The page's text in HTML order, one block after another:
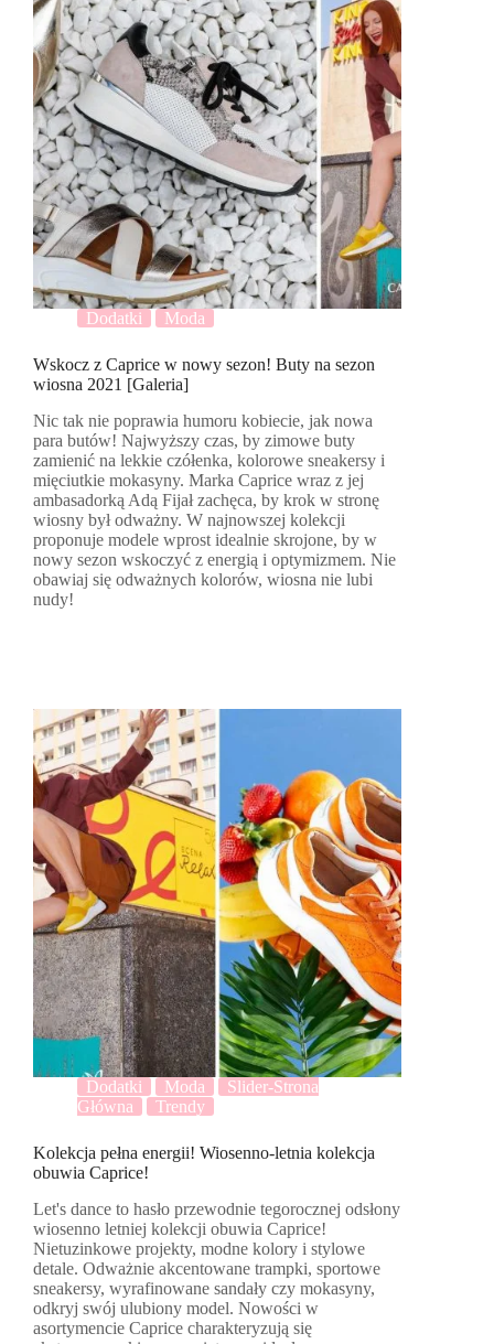
Dodatki Moda
Wskocz z Caprice w nowy sezon! Buty na sezon
wiosna 2021 [Galeria]
Nic tak nie poprawia humoru kobiecie, jak nowa
para butów! Najwyższy czas, by zimowe buty
zamienić na lekkie czółenka, kolorowe sneakersy i
mięciutkie mokasyny. Marka Caprice wraz z jej
ambasadorką Adą Fijał zachęca, by krok w stronę
wiosny był odważny. W najnowszej kolekcji
proponuje modele wprost idealnie skrojone, by w
nowy sezon wskoczyć z energią i optymizmem. Nie
obawiaj się odważnych kolorów, wiosna nie lubi
nudy!
Dodatki Moda
Slider-Strona
Główna
Trendy
Kolekcja pełna energii! Wiosenno-letnia kolekcja
obuwia Caprice!
Let's dance to hasło przewodnie tegorocznej odsłony
wiosenno letniej kolekcji obuwia Caprice!
Nietuzinkowe projekty, modne kolory i stylowe
detale. Odważnie akcentowane trampki, sportowe
sneakersy, wyrafinowane sandały czy mokasyny,
odkryj swój ulubiony model. Nowości w
asortymencie Caprice charakteryzują się